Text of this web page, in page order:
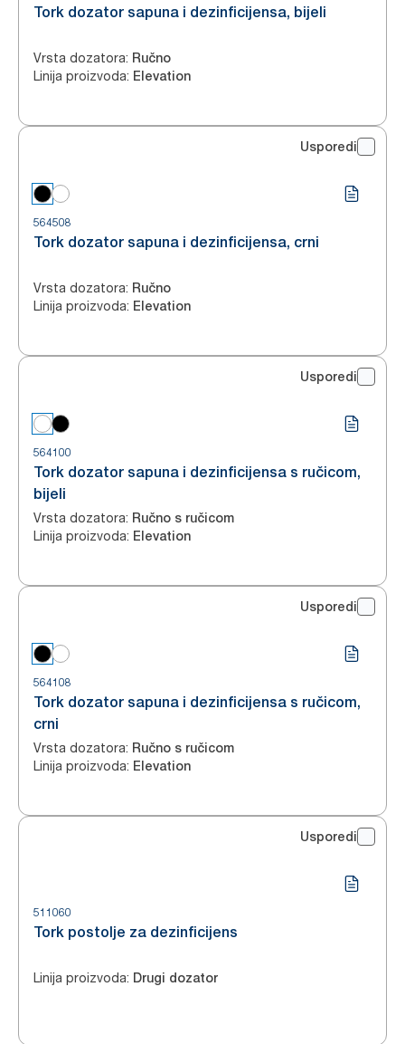
Tork dozator sapuna i dezinficijensa, bijeli
Vrsta dozatora: Ručno
Linija proizvoda: Elevation
Usporedi
564508
Tork dozator sapuna i dezinficijensa, crni
Vrsta dozatora: Ručno
Linija proizvoda: Elevation
Usporedi
564100
Tork dozator sapuna i dezinficijensa s ručicom,
bijeli
Vrsta dozatora: Ručno s ručicom
Linija proizvoda: Elevation
Usporedi
564108
Tork dozator sapuna i dezinficijensa s ručicom,
crni
Vrsta dozatora: Ručno s ručicom
Linija proizvoda: Elevation
Usporedi
511060
Tork postolje za dezinficijens
Linija proizvoda: Drugi dozator